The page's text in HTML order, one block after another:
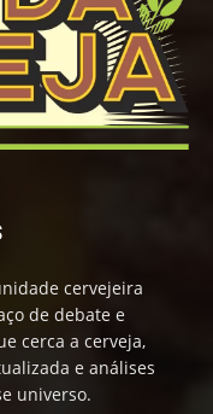
cervejeira
de debate e
cerca a cerveja,
e análises
universo.